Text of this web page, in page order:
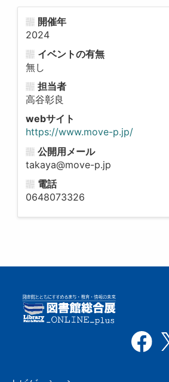
開催年
2024
イベントの有無
無し
担当者
高谷彰良
webサイト
https://www.move-p.jp/
公開用メール
takaya@move-p.jp
電話
0648073326